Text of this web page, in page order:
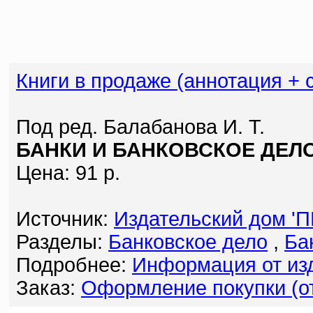
Книги в продаже (аннотация +
Под ред. Балабанова И. Т.
БАНКИ И БАНКОВСКОЕ
Цена: 91 р.
Источник: Издательский дом
Разделы: Банковское дело ,
Подробнее: Информация от
Заказ: Оформление покупки